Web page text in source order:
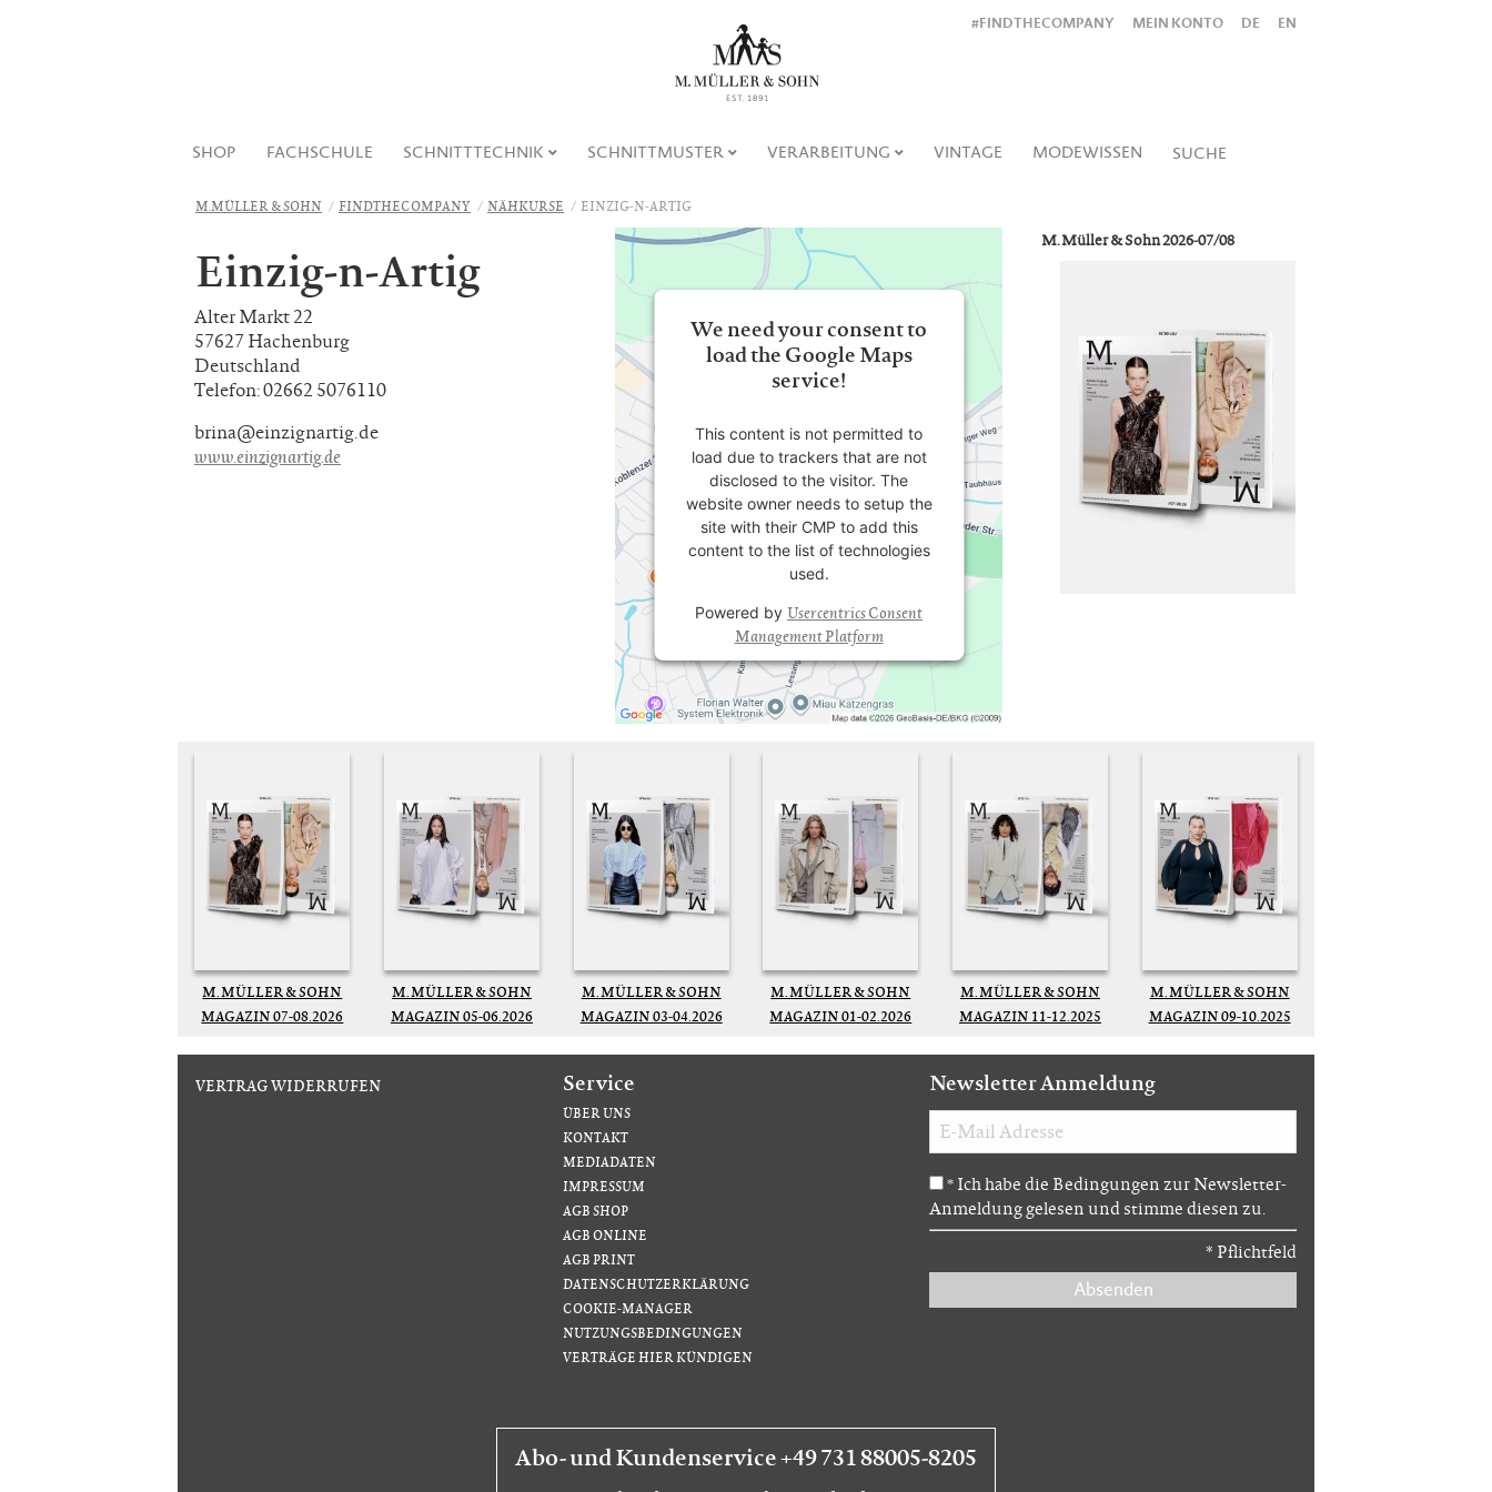
#FINDTHECOMPANY MEIN KONTO DE EN
SHOP FACHSCHULE SCHNITTTECHNIK SCHNITTMUSTER VERARBEITUNG VINTAGE MODEWISSEN SUCHE
Alles Shop SUCHEN
M.MÜLLER & SOHN FINDTHECOMPANY NÄHKURSE EINZIG-N-ARTIG
Einzig-n-Artig
Alter Markt 22
57627 Hachenburg
Deutschland
Telefon: 02662 5076110
brina@einzignartig.de
www.einzignartig.de
We need your consent to
load the Google Maps
service!
This content is not permitted to
load due to trackers that are not
disclosed to the visitor. The
website owner needs to setup the
site with their CMP to add this
content to the list of technologies
used.
Powered by Usercentrics Consent
Management Platform
M. Müller & Sohn 2026-07/08
M. MÜLLER & SOHN
MAGAZIN 07-08.2026
M. MÜLLER & SOHN
MAGAZIN 05-06.2026
M. MÜLLER & SOHN
MAGAZIN 03-04.2026
M. MÜLLER & SOHN
MAGAZIN 01-02.2026
M. MÜLLER & SOHN
MAGAZIN 11-12.2025
M. MÜLLER & SOHN
MAGAZIN 09-10.2025
VERTRAG WIDERRUFEN Service
ÜBER UNS
KONTAKT
MEDIADATEN
IMPRESSUM
AGB SHOP
AGB ONLINE
AGB PRINT
DATENSCHUTZERKLÄRUNG
COOKIE-MANAGER
NUTZUNGSBEDINGUNGEN
VERTRÄGE HIER KÜNDIGEN
Newsletter Anmeldung
* Ich habe die Bedingungen zur Newsletter-
Anmeldung gelesen und stimme diesen zu.
* Pflichtfeld
Absenden
Abo- und Kundenservice +49 731 88005-8205